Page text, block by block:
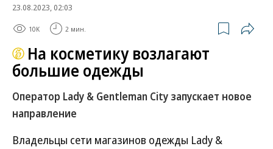
23.08.2023, 02:03
10K 2 мин.
На косметику возлагают
большие одежды
Оператор Lady & Gentleman City запускает новое
направление
Владельцы сети магазинов одежды Lady &